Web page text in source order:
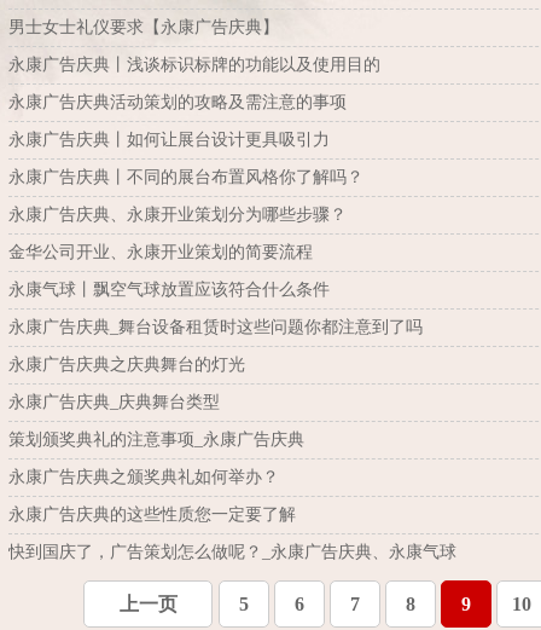
男士女士礼仪要求【永康广告庆典】
永康广告庆典丨浅谈标识标牌的功能以及使用目的
永康广告庆典活动策划的攻略及需注意的事项
永康广告庆典丨如何让展台设计更具吸引力
永康广告庆典丨不同的展台布置风格你了解吗？
永康广告庆典、永康开业策划分为哪些步骤？
金华公司开业、永康开业策划的简要流程
永康气球丨飘空气球放置应该符合什么条件
永康广告庆典_舞台设备租赁时这些问题你都注意到了吗
永康广告庆典之庆典舞台的灯光
永康广告庆典_庆典舞台类型
策划颁奖典礼的注意事项_永康广告庆典
永康广告庆典之颁奖典礼如何举办？
永康广告庆典的这些性质您一定要了解
快到国庆了，广告策划怎么做呢？_永康广告庆典、永康气球
上一页 5 6 7 8 9 10